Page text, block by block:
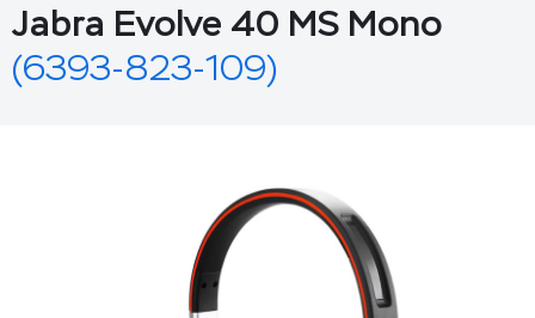
Jabra Evolve 40 MS Mono
(6393-823-109)